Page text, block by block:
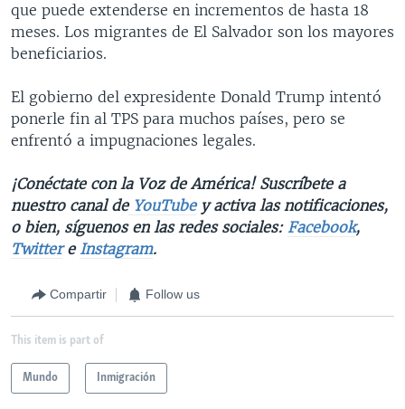
que puede extenderse en incrementos de hasta 18
meses. Los migrantes de El Salvador son los mayores
beneficiarios.
El gobierno del expresidente Donald Trump intentó
ponerle fin al TPS para muchos países, pero se
enfrentó a impugnaciones legales.
¡Conéctate con la Voz de América! Suscríbete a
nuestro canal deYouTubey activa las notificaciones,
o bien, síguenos en las redes sociales: Facebook,
Twittere Instagram.
Compartir Follow us
This item is part of
Mundo Inmigración